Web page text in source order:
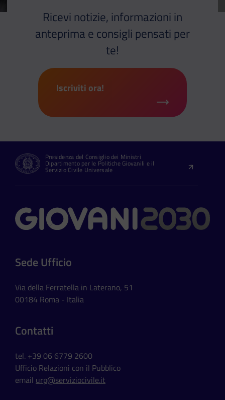
Ricevi notizie, informazioni in
anteprima e consigli pensati per
te!
Iscriviti ora!
Presidenza del Consiglio dei Ministri
Dipartimento per le Politiche Giovanili e il
Servizio Civile Universale
Contatti
Sede Ufficio
Via della Ferratella in Laterano, 51
00184 Roma - Italia
Contatti
tel. +39 06 6779 2600
Ufficio Relazioni con il Pubblico
email urp@serviziocivile.it